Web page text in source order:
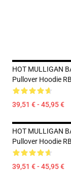
HOT MULLIGAN
Pullover Hoodie
39,51 € - 45,95 €
HOT MULLIGAN
Pullover Hoodie
39,51 € - 45,95 €